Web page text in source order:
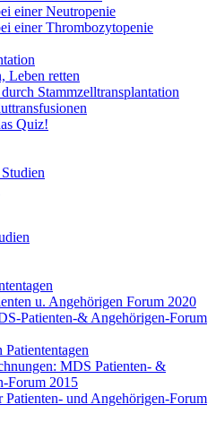
einer Neutropenie
einer Thrombozytopenie
Leben retten
Stammzelltransplantation
Quiz!
u. Angehörigen Forum 2020
Patienten-& Angehörigen-Forum
MDS Patienten- &
Forum 2015
Patienten- und Angehörigen-Forum